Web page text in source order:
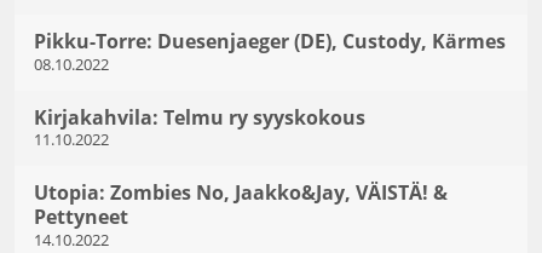
Pikku-Torre: Duesenjaeger (DE), Custody, Kärmes
08.10.2022
Kirjakahvila: Telmu ry syyskokous
11.10.2022
Utopia: Zombies No, Jaakko&Jay, VÄISTÄ! &
Pettyneet
14.10.2022